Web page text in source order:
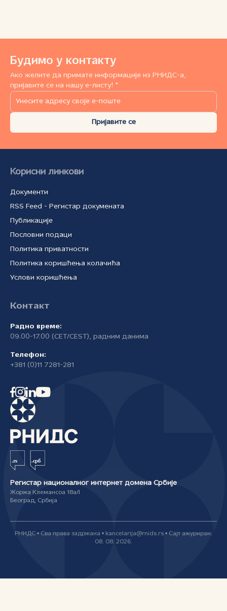
Будимо у контакту
Ако желите да примате информације из РНИДС-а,
пријавите се на нашу е-листу! *
Пријавите се
Корисни линкови
Документи
RSS Feed - Регистар докумената
Публикације
Пословни подаци
Политика приватности
Политика коришћења колачића
Услови коришћења
Контакт
Радно време:
09.00-17.00 (CET/CEST), радним данима
Телефон:
+381 (0)11 7281-281
Регистар националног интернет домена Србије
Жоржа Клемансоа 18а/I
Београд, Србија
РНИДС • Сва права задржана • kancelarija@rnids.rs • Сајт ажуриран:
08. 08. 2026.